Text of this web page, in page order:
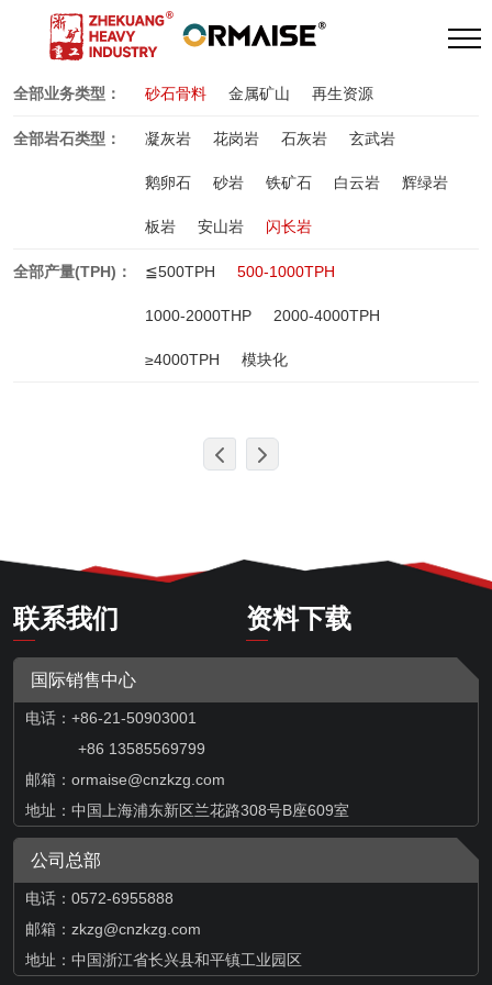
全部业务类型： 砂石骨料 金属矿山 再生资源
全部岩石类型： 凝灰岩 花岗岩 石灰岩 玄武岩
鹅卵石 砂岩 铁矿石 白云岩 辉绿岩
板岩 安山岩 闪长岩
全部产量(TPH)： ≦500TPH 500-1000TPH
1000-2000THP 2000-4000TPH
≥4000TPH 模块化
联系我们 资料下载
国际销售中心
电话：+86-21-50903001
+86 13585569799
邮箱： ormaise@cnzkzg.com
地址：中国上海浦东新区兰花路308号B座609室
公司总部
电话：0572-6955888
邮箱：zkzg@cnzkzg.com
地址：中国浙江省长兴县和平镇工业园区